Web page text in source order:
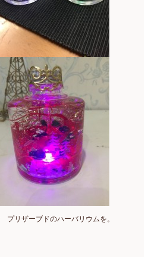
リザーブドのハーバリウムを。